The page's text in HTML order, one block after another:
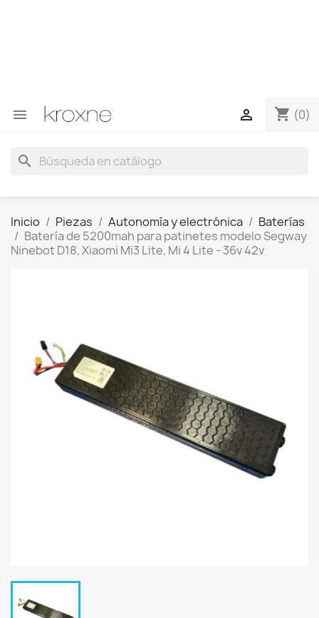
 shopping_cart (0)

search
Inicio Piezas Autonomía y electrónica
Baterías
Batería de 5200mah para patinetes modelo Segway
Ninebot D18, Xiaomi Mi3 Lite, Mi 4 Lite - 36v 42v